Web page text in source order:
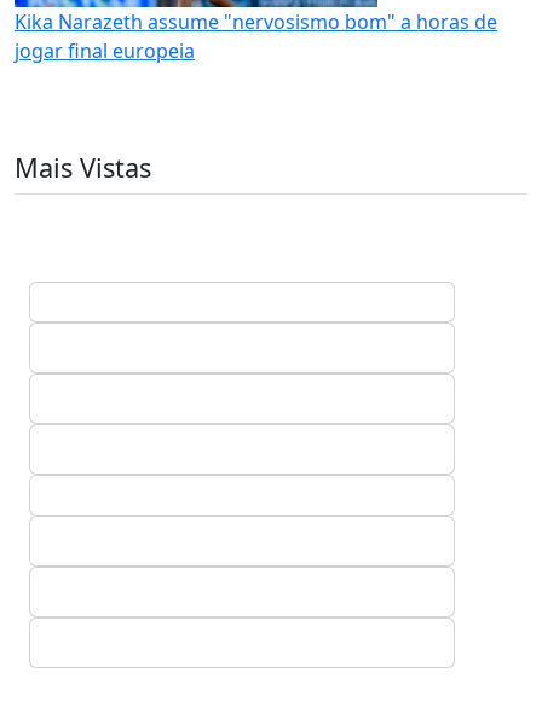
Kika Narazeth assume "nervosismo bom" a horas de
jogar final europeia
Mais Vistas